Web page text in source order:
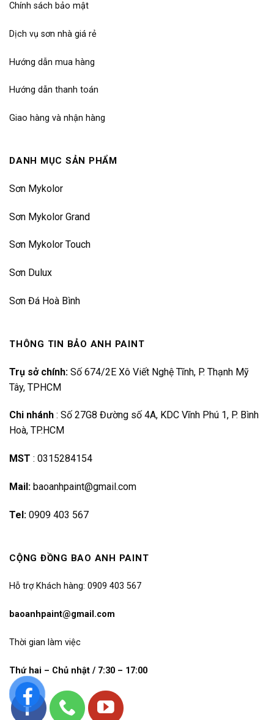
Chính sách bảo mật
Dịch vụ sơn nhà giá rẻ
Hướng dẫn mua hàng
Hướng dẫn thanh toán
Giao hàng và nhận hàng
DANH MỤC SẢN PHẨM
Sơn Mykolor
Sơn Mykolor Grand
Sơn Mykolor Touch
Sơn Dulux
Sơn Đá Hoà Bình
THÔNG TIN BẢO ANH PAINT
Trụ sở chính: Số 674/2E Xô Viết Nghệ Tĩnh, P. Thạnh Mỹ
Tây, TPHCM
Chi nhánh : Số 27G8 Đường số 4A, KDC Vĩnh Phú 1, P. Bình
Hoà, TP.HCM
MST : 0315284154
Mail: baoanhpaint@gmail.com
Tel: 0909 403 567
CỘNG ĐỒNG BAO ANH PAINT
Hỗ trợ Khách hàng: 0909 403 567
baoanhpaint@gmail.com
Thời gian làm việc
Thứ hai – Chủ nhật / 7:30 – 17:00